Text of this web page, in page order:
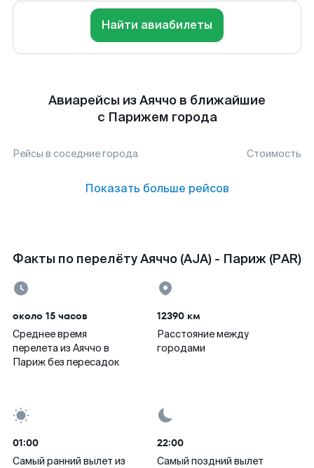
Найти авиабилеты
Авиарейсы из Аяччо в ближайшие
с Парижем города
Рейсы в соседние города Стоимость
Показать больше рейсов
Факты по перелёту Аяччо (AJA) - Париж (PAR)
около 15 часов
Среднее время
перелета из Аяччо в
Париж без пересадок
12390 км
Расстояние между
городами
01:00
Самый ранний вылет из
22:00
Самый поздний вылет